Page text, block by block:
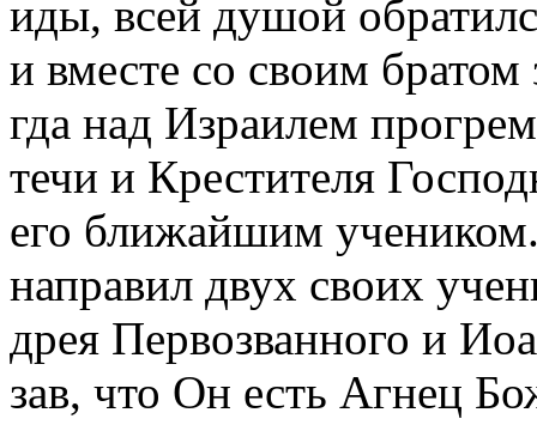
и­ды, всей ду­шой
и вме­сте со сво­им
гда над Из­ра­и­лем
те­чи и Кре­сти­те­ля
его бли­жай­шим
на­пра­вил двух сво­их
дрея Пер­во­зван­но­го и
зав, что Он есть Аг­нец